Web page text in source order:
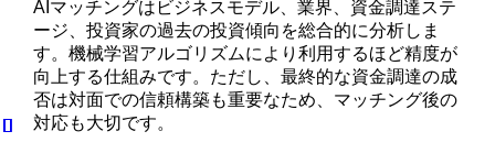
AIマッチングはビジネスモデル、業界、資金調達ステ
ージ、投資家の過去の投資傾向を総合的に分析しま
す。機械学習アルゴリズムにより利用するほど精度が
向上する仕組みです。ただし、最終的な資金調達の成
否は対面での信頼構築も重要なため、マッチング後の
対応も大切です。